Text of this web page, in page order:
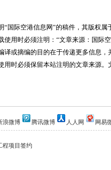
际空港信息网”的稿件，其版权属
使用时必须注明：“文章来源：国际
译或摘编的目的在于传递更多信息
用时必须保留本站注明的文章来源
浪微博 腾讯微博 人人网 网易
程项目签约